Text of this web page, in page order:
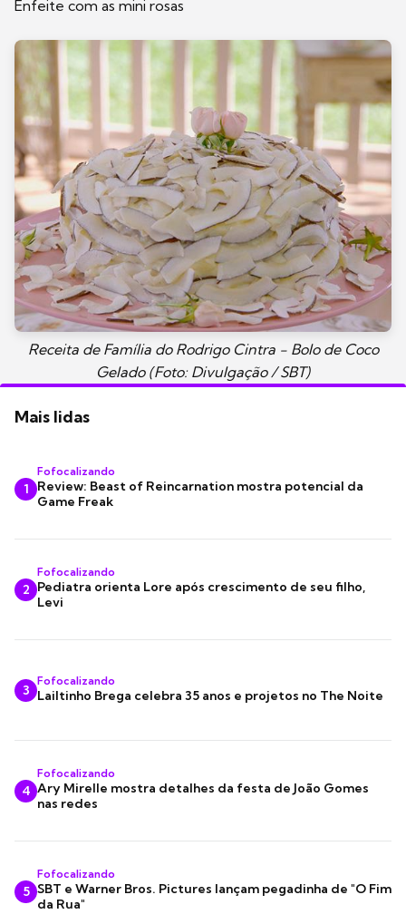
Enfeite com as mini rosas
Receita de Família do Rodrigo Cintra - Bolo de Coco
Gelado (Foto: Divulgação / SBT)
Mais lidas
1
Fofocalizando
Review: Beast of Reincarnation mostra potencial da
Game Freak
2
Fofocalizando
Pediatra orienta Lore após crescimento de seu filho,
Levi
3
Fofocalizando
Lailtinho Brega celebra 35 anos e projetos no The Noite
4
Fofocalizando
Ary Mirelle mostra detalhes da festa de João Gomes
nas redes
5
Fofocalizando
SBT e Warner Bros. Pictures lançam pegadinha de "O Fim
da Rua"